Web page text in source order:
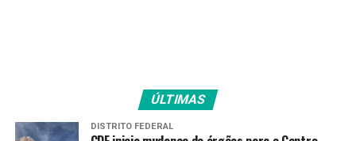
Das mais de 92,7 mil atas da eleição peruana, cerca de
2,2 mil ainda precisam ser contabilizadas, segundo a
ÚLTIMAS
DISTRITO FEDERAL